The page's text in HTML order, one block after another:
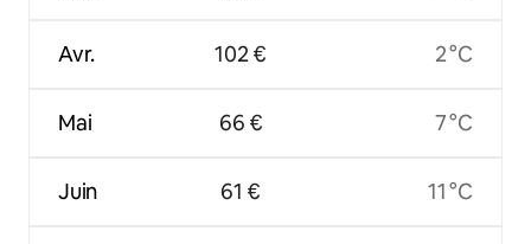
Avr.
Mai
Juin
102 €
66 €
61 €
2 °C
7 °C
11 °C